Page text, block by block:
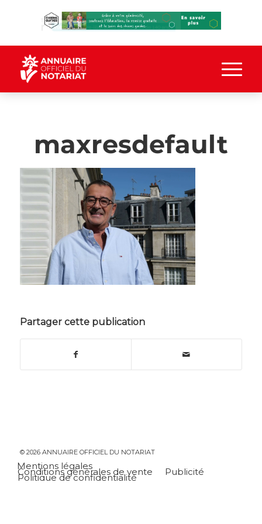
maxresdefault
Partager cette publication
© 2026 ANNUAIRE OFFICIEL DU NOTARIAT
Mentions légales
Conditions générales de vente Publicité
Politique de confidentialité